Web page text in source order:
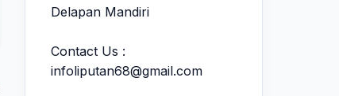
Delapan Mandiri
Contact Us :
infoliputan68@gmail.com